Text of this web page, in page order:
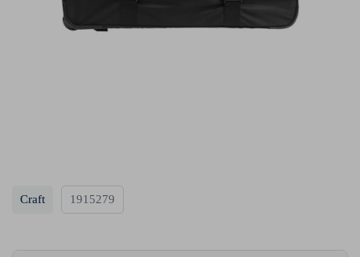
Craft 1915279